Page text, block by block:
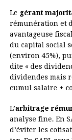
Le gérant
rémunération et
avantageuse
du capital social
(environ 45%),
dite « des
dividendes mais
cumul salaire +
L’arbitrage
analyse fine. En
d’éviter les